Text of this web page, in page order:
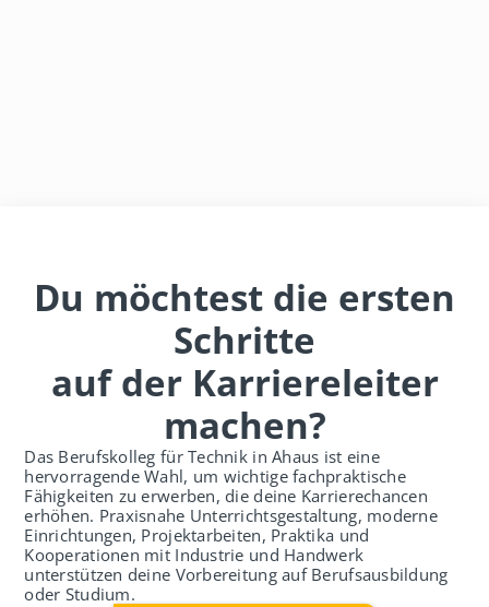
Du möchtest die ersten
Schritte
auf der Karriereleiter
machen?
Das Berufskolleg für Technik in Ahaus ist eine
hervorragende Wahl, um wichtige fachpraktische
Fähigkeiten zu erwerben, die deine Karrierechancen
erhöhen. Praxisnahe Unterrichtsgestaltung, moderne
Einrichtungen, Projektarbeiten, Praktika und
Kooperationen mit Industrie und Handwerk
unterstützen deine Vorbereitung auf Berufsausbildung
oder Studium.